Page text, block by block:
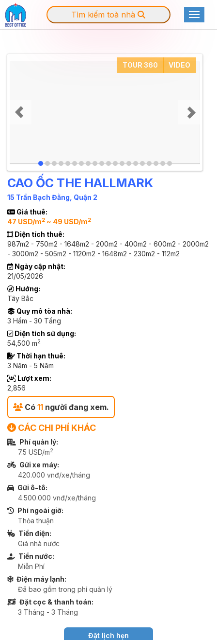
Tìm kiếm toà nhà
TOUR 360 VIDEO
CAO ỐC THE HALLMARK
15 Trần Bạch Đằng, Quận 2
Giá thuê:
47 USD/m2 ~ 49 USD/m2
Diện tích thuê:
987m2 - 750m2 - 1648m2 - 200m2 - 400m2 - 600m2 - 2000m2
- 3000m2 - 505m2 - 1120m2 - 1648m2 - 230m2 - 112m2
Ngày cập nhật:
21/05/2026
Hướng:
Tây Bắc
Quy mô tòa nhà:
3 Hầm - 30 Tầng
Diện tích sử dụng:
54,500 m2
Thời hạn thuê:
3 Năm - 5 Năm
Lượt xem:
2,856
Có 11 người đang xem.
CÁC CHI PHÍ KHÁC
Phí quản lý:
7.5 USD/m2
Gửi xe máy:
420.000 vnđ/xe/tháng
Gửi ô-tô:
4.500.000 vnđ/xe/tháng
Phí ngoài giờ:
Thỏa thuận
Tiền điện:
Giá nhà nước
Tiền nước:
Miễn Phí
Điện máy lạnh:
Đã bao gồm trong phí quản lý
Đặt cọc & thanh toán:
3 Tháng - 3 Tháng
Đặt lịch hẹn